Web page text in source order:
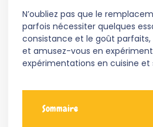
N’oubliez pas que le
parfois nécessiter quelques
consistance et le goût parfaits,
et amusez-vous en
expérimentations en cuisine
Sommaire